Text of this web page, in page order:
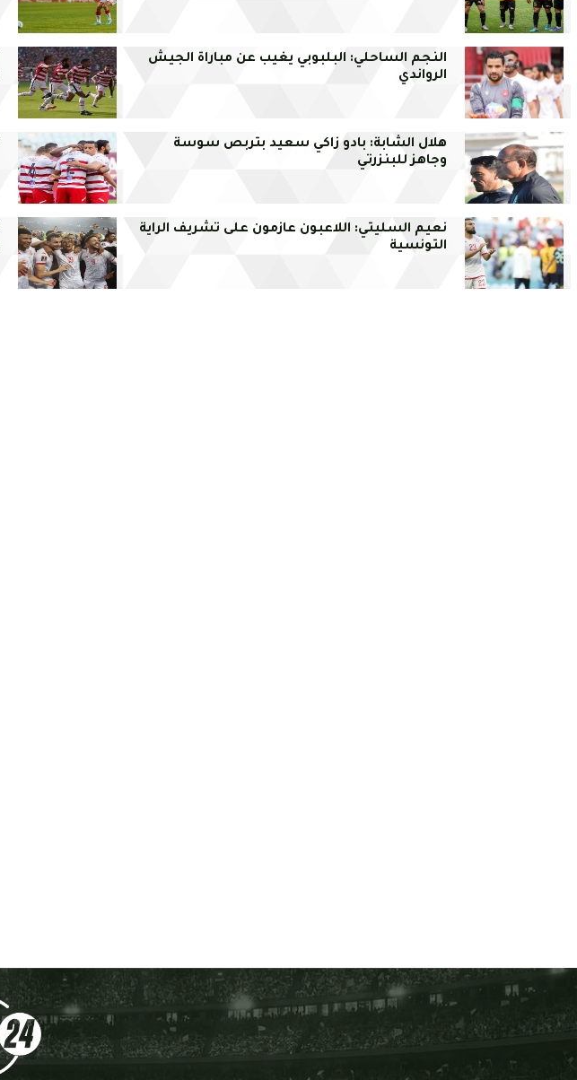
النجم الساحلي: البلبوبي يغيب عن مباراة الجيش
الرواندي
هلال الشابة: بادو زاكي سعيد بتربص سوسة
وجاهز للبنزرتي
نعيم السليتي: اللاعبون عازمون على تشريف الراية
التونسية